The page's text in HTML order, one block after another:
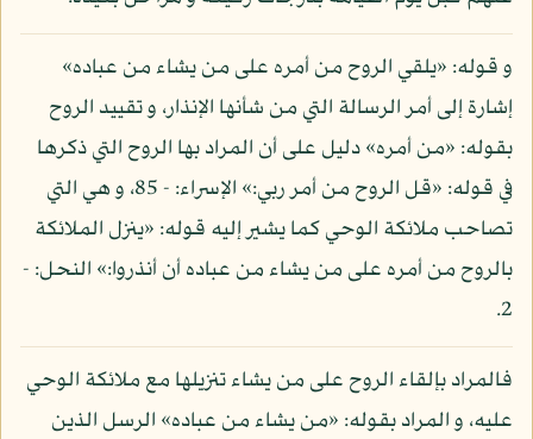
و قوله: «يلقي الروح من أمره على من يشاء من عباده»
إشارة إلى أمر الرسالة التي من شأنها الإنذار، و تقييد الروح
بقوله: «من أمره» دليل على أن المراد بها الروح التي ذكرها
في قوله: «قل الروح من أمر ربي:» الإسراء: - 85، و هي التي
تصاحب ملائكة الوحي كما يشير إليه قوله: «ينزل الملائكة
بالروح من أمره على من يشاء من عباده أن أنذروا:» النحل: -
2.
فالمراد بإلقاء الروح على من يشاء تنزيلها مع ملائكة الوحي
عليه، و المراد بقوله: «من يشاء من عباده» الرسل الذين